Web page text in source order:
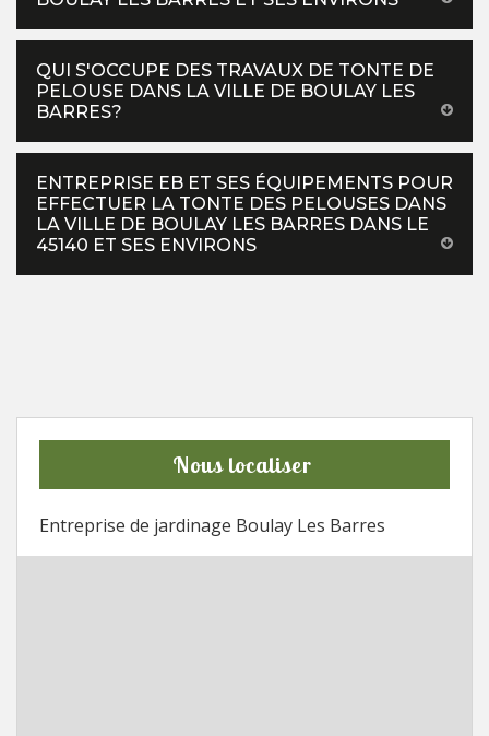
QUI S'OCCUPE DES TRAVAUX DE TONTE DE
PELOUSE DANS LA VILLE DE BOULAY LES
BARRES?
ENTREPRISE EB ET SES ÉQUIPEMENTS POUR
EFFECTUER LA TONTE DES PELOUSES DANS
LA VILLE DE BOULAY LES BARRES DANS LE
45140 ET SES ENVIRONS
Nous localiser
Entreprise de jardinage Boulay Les Barres